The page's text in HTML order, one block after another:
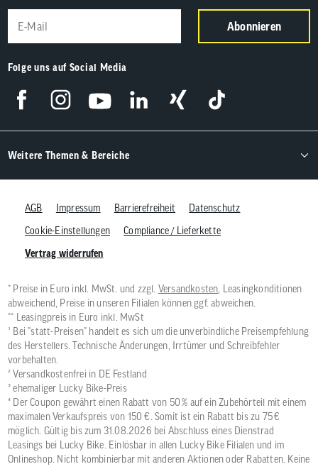
Abonnieren
Folge uns auf Social Media
Weitere Themen & Bereiche
AGB Impressum Barrierefreiheit
Datenschutz
Cookie-Einstellungen
Compliance / Lieferkette
Vertrag widerrufen
* Preise in Euro inkl. MwSt. und zzgl. Versandkosten, Leasingkonditionen
abweichend, Preise in unseren Filialen können ggf. abweichen.
** Leasingpreis in Euro inkl. MwSt
¹ Bei "statt-Preisen" handelt es sich um die unverbindliche Preisempfehlung
des Herstellers. Technische Änderungen, Irrtümer und Schreibfehler
vorbehalten.
² Versandkostenfrei in DE Festland
³ ehemaliger Lucky Bike-Preis
⁴ Der Coupon gewährt einen Rabatt von 50 % auf ein Zubehörteil mit einem
maximalen Verkaufspreis von 150 €. Somit ist ein Rabatt bis zu 75 €
möglich. Gültig bis zum 31.08.2026 bei Abschluss eines Dienstrad
Leasings bei Lucky Bike. Einlösbar in allen Lucky Bike Filialen und im
Onlineshop. Nicht kombinierbar mit anderen Aktionen oder Rabatten. Keine